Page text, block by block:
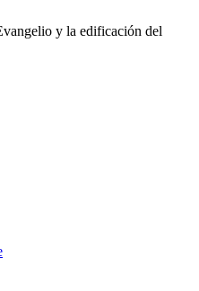
y la edificación del